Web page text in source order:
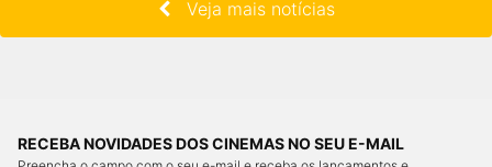
Veja mais notícias
RECEBA NOVIDADES DOS CINEMAS NO SEU E-MAIL